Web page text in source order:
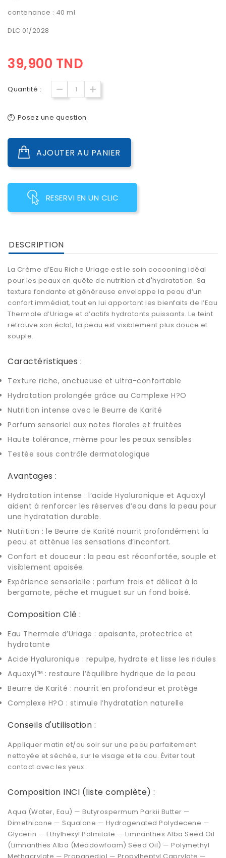
contenance : 40 ml
DLC 01/2028
39,900 TND
Quantité :
Posez une question
AJOUTER AU PANIER
RESERVI EN UN CLIC
DESCRIPTION
La Crème d’Eau Riche Uriage est le soin cocooning idéal
pour les peaux en quête de nutrition et d'hydratation. Sa
texture fondante et généreuse enveloppe la peau d’un
confort immédiat, tout en lui apportant les bienfaits de l’Eau
Thermale d’Uriage et d’actifs hydratants puissants. Le teint
retrouve son éclat, la peau est visiblement plus douce et
souple.
Caractéristiques :
Texture riche, onctueuse et ultra-confortable
Hydratation prolongée grâce au Complexe H?O
Nutrition intense avec le Beurre de Karité
Parfum sensoriel aux notes florales et fruitées
Haute tolérance, même pour les peaux sensibles
Testée sous contrôle dermatologique
Avantages :
Hydratation intense : l’acide Hyaluronique et Aquaxyl
aident à renforcer les réserves d’eau dans la peau pour
une hydratation durable.
Nutrition : le Beurre de Karité nourrit profondément la
peau et atténue les sensations d’inconfort.
Confort et douceur : la peau est réconfortée, souple et
visiblement apaisée.
Expérience sensorielle : parfum frais et délicat à la
bergamote, pêche et muguet sur un fond boisé.
Composition Clé :
Eau Thermale d’Uriage : apaisante, protectrice et
hydratante
Acide Hyaluronique : repulpe, hydrate et lisse les ridules
Aquaxyl™ : restaure l’équilibre hydrique de la peau
Beurre de Karité : nourrit en profondeur et protège
Complexe H?O : stimule l’hydratation naturelle
Conseils d'utilisation :
Appliquer matin et/ou soir sur une peau parfaitement
nettoyée et séchée, sur le visage et le cou. Éviter tout
contact avec les yeux.
Composition INCI (liste complète) :
Aqua (Water, Eau) — Butyrospermum Parkii Butter —
Dimethicone — Squalane — Hydrogenated Polydecene —
Glycerin — Ethylhexyl Palmitate — Limnanthes Alba Seed Oil
(Limnanthes Alba (Meadowfoam) Seed Oil) — Polymethyl